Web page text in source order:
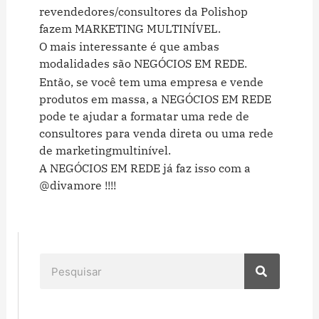
revendedores/consultores da Polishop
fazem MARKETING MULTINÍVEL.
O mais interessante é que ambas
modalidades são NEGÓCIOS EM REDE.
Então, se você tem uma empresa e vende
produtos em massa, a NEGÓCIOS EM REDE
pode te ajudar a formatar uma rede de
consultores para venda direta ou uma rede
de marketingmultinível.
A NEGÓCIOS EM REDE já faz isso com a
@divamore !!!!